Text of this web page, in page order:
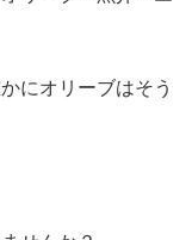
にオリーブはそう